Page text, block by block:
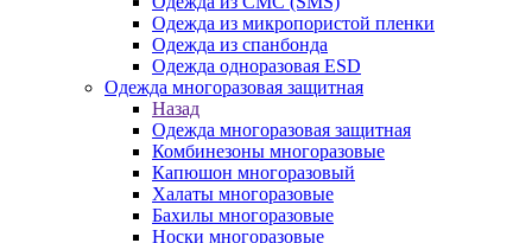
Одежда из микропористой пленки
Одежда из спанбонда
Одежда одноразовая ESD
Одежда многоразовая защитная
Назад
Одежда многоразовая защитная
Комбинезоны многоразовые
Капюшон многоразовый
Халаты многоразовые
Бахилы многоразовые
Носки многоразовые